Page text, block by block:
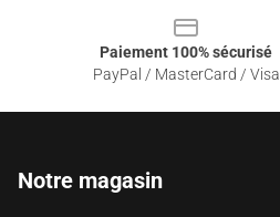
Paiement 100% sécurisé
PayPal / MasterCard / Visa
Notre magasin